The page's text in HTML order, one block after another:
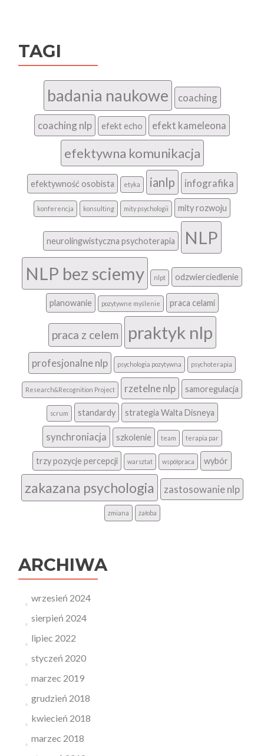
TAGI
badania naukowe coaching
coaching nlp efekt echo efekt kameleona
efektywna komunikacja
efektywność osobista etyka ianlp infografika
konferencja konsulting mity psychologii mity rozwoju
neurolingwistyczna psychoterapia
NLP
NLP bez sciemy
nlpt odzwierciedlenie
planowanie pozytywne myślenie praca celami
praca z celem praktyk nlp
profesjonalne nlp psychologia pozytywna psychoterapia
Research&Recognition Project rzetelne nlp samoregulacja
scrum standardy strategia Walta Disneya
synchroniacja szkolenie team terapia par
trzy pozycje percepcji warsztat współpraca wybór
zakazana psychologia zastosowanie nlp
zmiana żałoba
ARCHIWA
wrzesień 2024
sierpień 2024
lipiec 2022
styczeń 2020
marzec 2019
grudzień 2018
kwiecień 2018
marzec 2018